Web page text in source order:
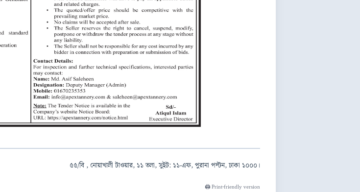
৫৫/বি , নোয়াখালী টাওয়ার, ১১ তলা, সুইট: ১১-এফ, পুরানা পল্টন, ঢাকা ১০০০।
🖨️ Print-friendly version